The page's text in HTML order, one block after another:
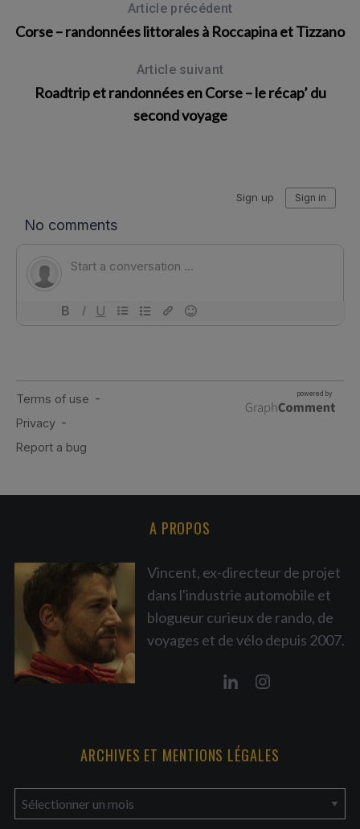
Article précédent
Corse – randonnées littorales à Roccapina et Tizzano
Article suivant
Roadtrip et randonnées en Corse – le récap’ du
second voyage
A PROPOS
Vincent, ex-directeur de projet
dans l'industrie automobile et
blogueur curieux de rando, de
voyages et de vélo depuis 2007.
ARCHIVES ET MENTIONS LÉGALES
r